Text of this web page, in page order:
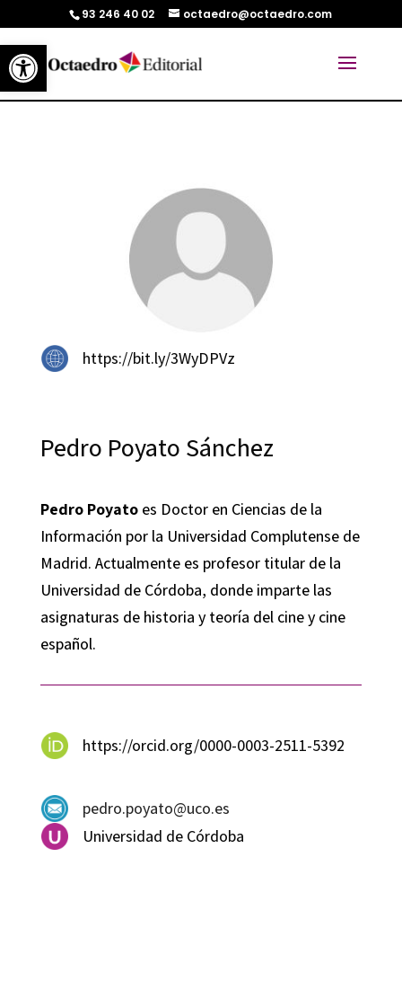
Abrir barra de herramientas
93 246 40 02 octaedro@octaedro.com
https://bit.ly/3WyDPVz
Pedro Poyato Sánchez
Pedro Poyatoes Doctor en Ciencias de la
Información por la Universidad Complutense de
Madrid. Actualmente es profesor titular de la
Universidad de Córdoba, donde imparte las
asignaturas de historia y teoría del cine y cine
español.
https://orcid.org/0000-0003-2511-5392
pedro.poyato@uco.es
Universidad de Córdoba